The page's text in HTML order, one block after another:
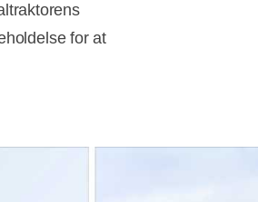
for at